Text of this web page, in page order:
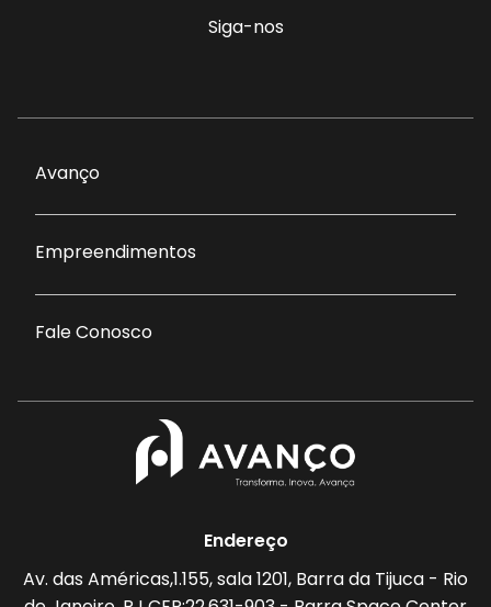
Siga-nos
Avanço
Empreendimentos
Fale Conosco
Endereço
Av. das Américas,1.155, sala 1201, Barra da Tijuca - Rio